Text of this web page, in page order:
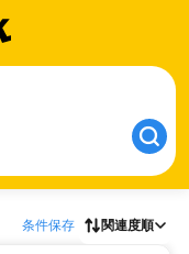
条件保存 関連度順